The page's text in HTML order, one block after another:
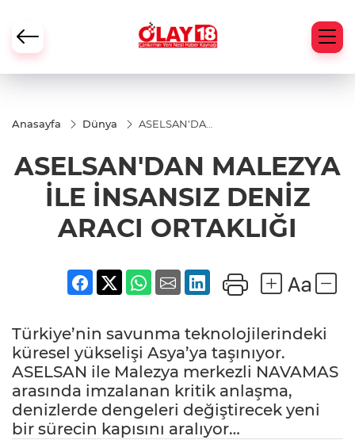
Anasayfa Dünya
ASELSAN'DAN
DENİZ ARACI
ORTAKLIĞI
ASELSAN'DAN MALEZYA
İLE İNSANSIZ DENİZ
ARACI ORTAKLIĞI
Türkiye’nin savunma teknolojilerindeki
küresel yükselişi Asya’ya taşınıyor.
ASELSAN ile Malezya merkezli NAVAMAS
arasında imzalanan kritik anlaşma,
denizlerde dengeleri değiştirecek yeni
bir sürecin kapısını aralıyor…